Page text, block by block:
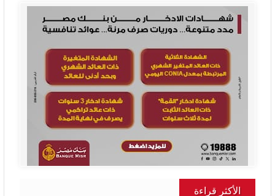
الأكثر قراءة